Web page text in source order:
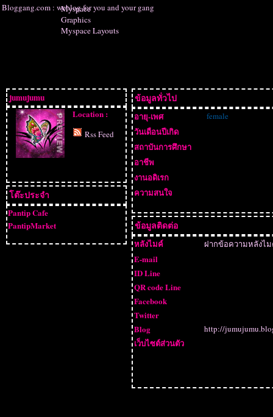
Bloggang.com : weblog for you and your gang
jumujumu
Location :
Rss Feed
โต๊ะประจำ
Pantip Cafe
PantipMarket
ข้อมูลทั่วไป
อายุ-เพศ female
วันเดือนปีเกิด
สถาบันการศึกษา
อาชีพ
งานอดิเรก
ความสนใจ
ข้อมูลติดต่อ
หลังไมค์ ฝากข้อความหลังไ
E-mail
ID Line
QR code Line
Facebook
Twitter
Blog
http://
เว็บไซต์ส่วนตัว
Myspace
Graphics
Myspace Layouts